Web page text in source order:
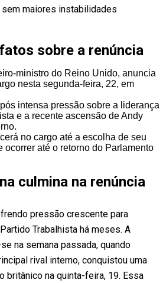
maiores instabilidades
sobre a renúncia
ministro do Reino Unido, anuncia
nesta segunda-feira, 22, em
intensa pressão sobre a liderança
e a recente ascensão de Andy
no cargo até a escolha de seu
ocorrer até o retorno do Parlamento
culmina na renúncia
pressão crescente para
Trabalhista há meses. A
na semana passada, quando
rival interno, conquistou uma
britânico na quinta-feira, 19. Essa